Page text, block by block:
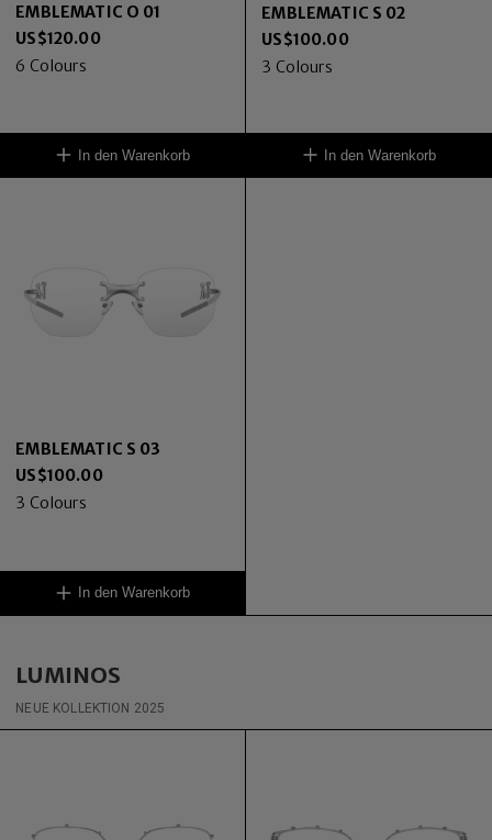
EMBLEMATIC O 01
US$120.00
6 Colours
In den Warenkorb
EMBLEMATIC S 02
US$100.00
3 Colours
In den Warenkorb
EMBLEMATIC S 03
US$100.00
3 Colours
In den Warenkorb
LUMINOS
NEUE KOLLEKTION 2025